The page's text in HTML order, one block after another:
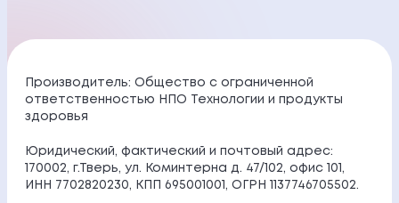
Производитель: Общество с ограниченной
ответственностью НПО Технологии и продукты
здоровья
Юридический, фактический и почтовый адрес:
170002, г.Тверь, ул. Коминтерна д. 47/102, офис 101,
ИНН 7702820230, КПП 695001001, ОГРН 1137746705502.